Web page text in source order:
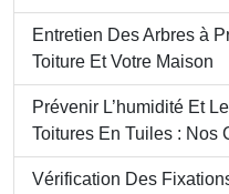
Entretien Des Arbres à
Toiture Et Votre Maison
Prévenir L’humidité Et
Toitures En Tuiles : Nos
Vérification Des